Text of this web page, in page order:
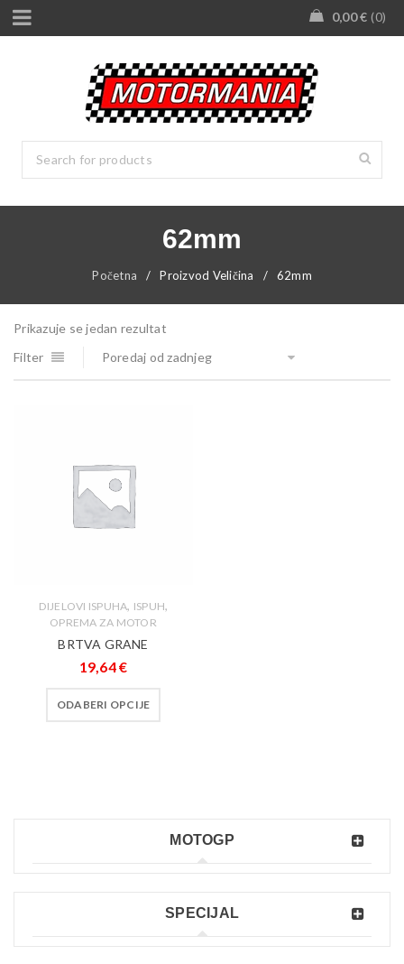
0,00€ 0
62mm
Početna / Proizvod Veličina / 62mm
MOTOGP
SPECIJAL
Prikazuje se jedan rezultat
Filter
Poredaj od zadnjeg
DIJELOVI ISPUHA, ISPUH,
OPREMA ZA MOTOR
BRTVA GRANE
19,64€
ODABERI OPCIJE